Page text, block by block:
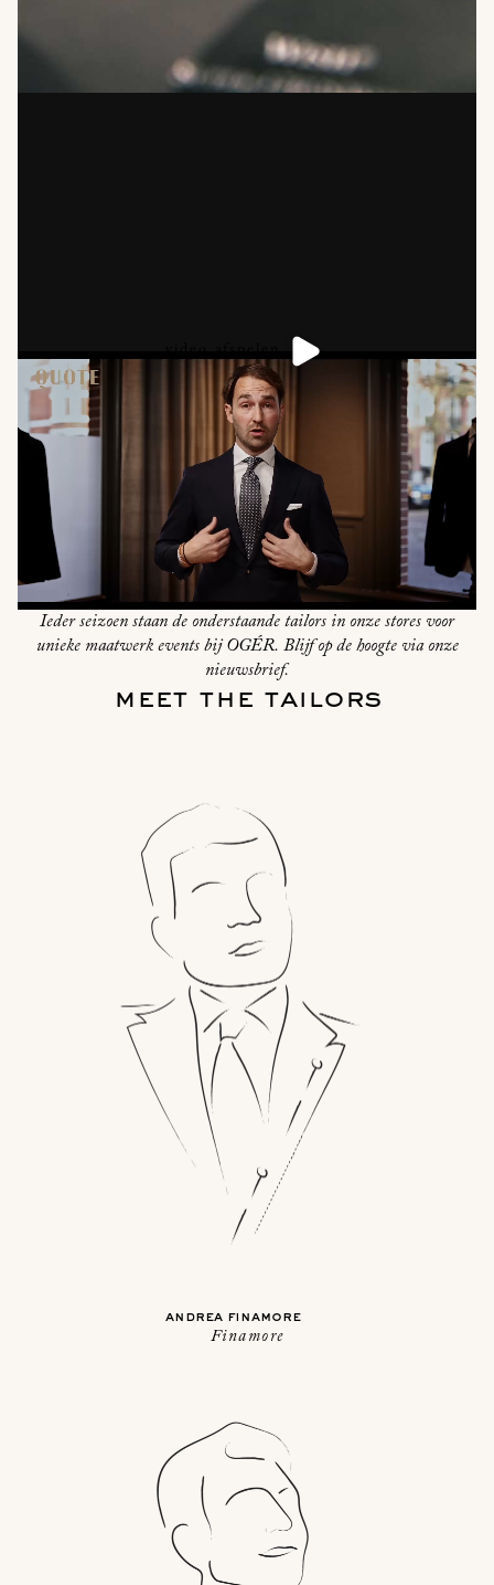
Ieder seizoen staan de onderstaande tailors in onze stores voor
unieke maatwerk events bij OGÉR. Blijf op de hoogte via onze
nieuwsbrief.
meet the tailors
andrea finamore
Finamore